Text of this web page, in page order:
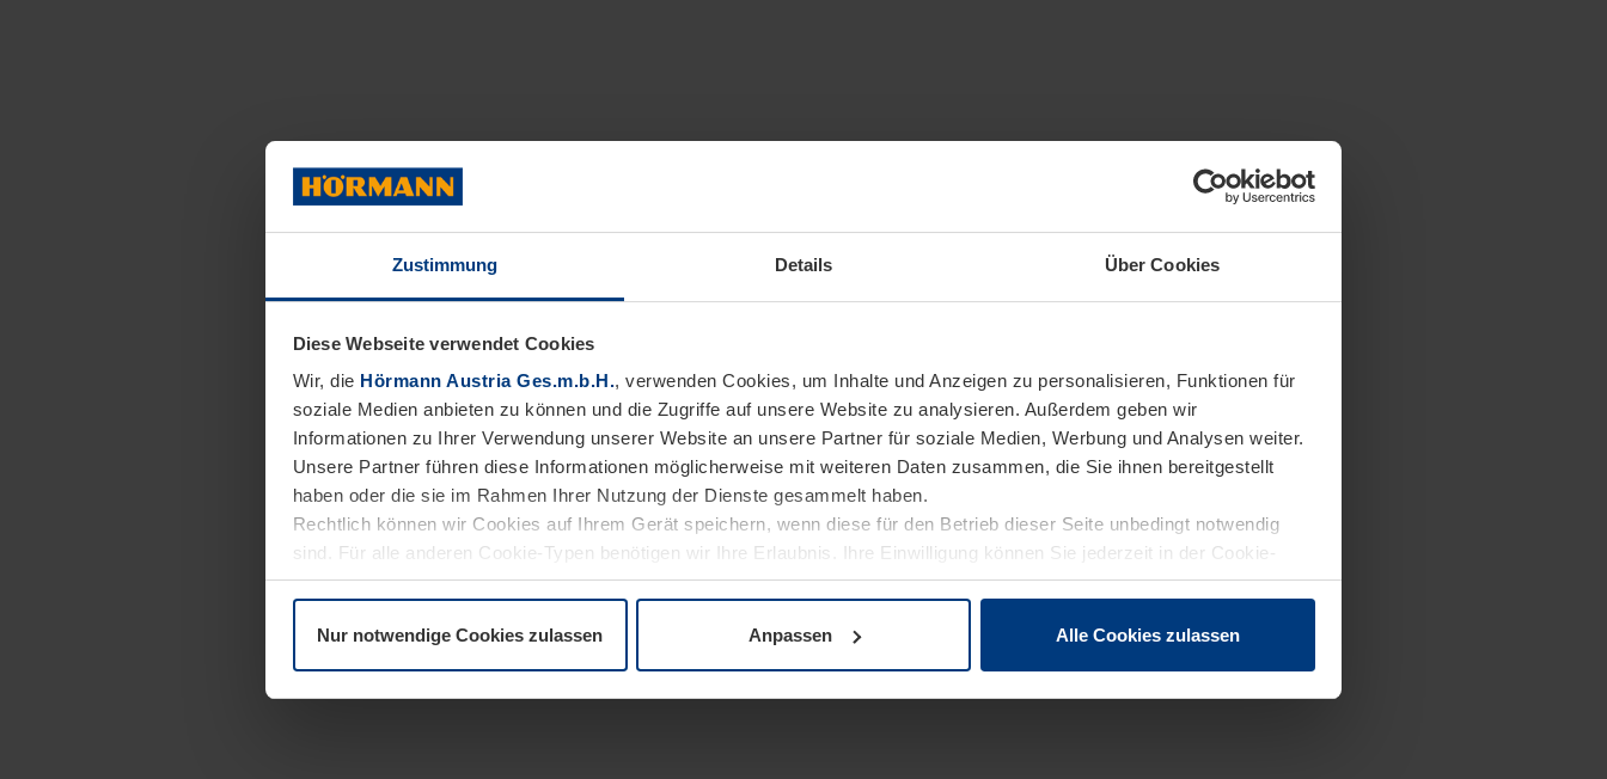
Zustimmung Details Über Cookies
Diese Webseite verwendet Cookies
Wir, die Hörmann Austria Ges.m.b.H., verwenden Cookies, um Inhalte und Anzeigen zu personalisieren, Funktionen für
soziale Medien anbieten zu können und die Zugriffe auf unsere Website zu analysieren. Außerdem geben wir
Informationen zu Ihrer Verwendung unserer Website an unsere Partner für soziale Medien, Werbung und Analysen weiter.
Unsere Partner führen diese Informationen möglicherweise mit weiteren Daten zusammen, die Sie ihnen bereitgestellt
haben oder die sie im Rahmen Ihrer Nutzung der Dienste gesammelt haben.
Rechtlich können wir Cookies auf Ihrem Gerät speichern, wenn diese für den Betrieb dieser Seite unbedingt notwendig
sind. Für alle anderen Cookie-Typen benötigen wir Ihre Erlaubnis. Ihre Einwilligung können Sie jederzeit in der Cookie-
Erläuterung auf der SeiteDatenschutzerklärungunserer Website ändern oder widerrufen.
Nur notwendige Cookies zulassen Anpassen Alle Cookies zulassen